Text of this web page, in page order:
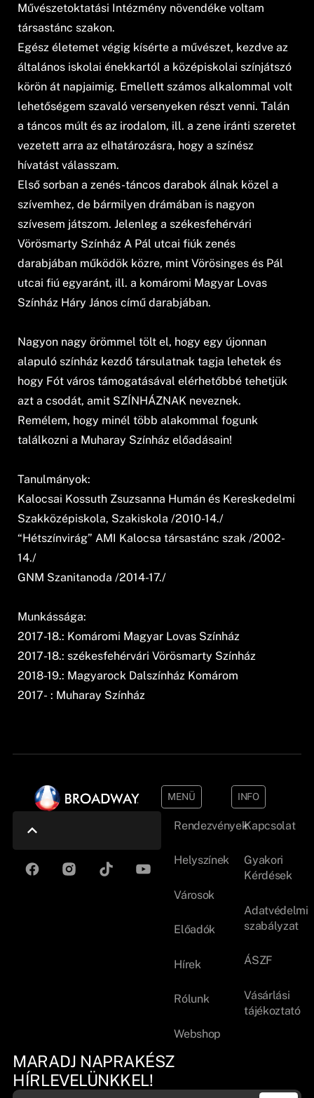
Művészetoktatási Intézmény növendéke voltam
társastánc szakon.
Egész életemet végig kísérte a művészet, kezdve az
általános iskolai énekkartól a középiskolai színjátszó
körön át napjaimig. Emellett számos alkalommal volt
lehetőségem szavaló versenyeken részt venni. Talán
a táncos múlt és az irodalom, ill. a zene iránti szeretet
vezetett arra az elhatározásra, hogy a színész
hívatást válasszam.
Első sorban a zenés-táncos darabok álnak közel a
szívemhez, de bármilyen drámában is nagyon
szívesem játszom. Jelenleg a székesfehérvári
Vörösmarty Színház A Pál utcai fiúk zenés
darabjában működök közre, mint Vörösinges és Pál
utcai fiú egyaránt, ill. a komáromi Magyar Lovas
Színház Háry János című darabjában.
Nagyon nagy örömmel tölt el, hogy egy újonnan
alapuló színház kezdő társulatnak tagja lehetek és
hogy Fót város támogatásával elérhetőbbé tehetjük
azt a csodát, amit SZÍNHÁZNAK neveznek.
Remélem, hogy minél több alakommal fogunk
találkozni a Muharay Színház előadásain!
Tanulmányok:
Kalocsai Kossuth Zsuzsanna Humán és Kereskedelmi
Szakközépiskola, Szakiskola /2010-14./
“Hétszínvirág” AMI Kalocsa társastánc szak /2002-
14./
GNM Szanitanoda /2014-17./
Munkássága:
2017-18.: Komáromi Magyar Lovas Színház
2017-18.: székesfehérvári Vörösmarty Színház
2018-19.: Magyarock Dalszínház Komárom
2017- : Muharay Színház
MENÜ
Rendezvények
Helyszínek
Városok
Előadók
Hírek
Rólunk
Webshop
INFO
Kapcsolat
Gyakori
Kérdések
Adatvédelmi
szabályzat
ÁSZF
Vásárlási
tájékoztató
MARADJ NAPRAKÉSZ
HÍRLEVELÜNKKEL!